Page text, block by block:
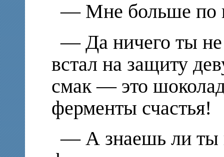
— Мне больше по
— Да ничего ты
встал на защиту
смак — это
ферменты счастья!
— А знаешь ли ты